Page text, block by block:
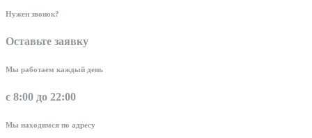
Нужен звонок?
Оставьте заявку
Мы работаем каждый день
с 8:00 до 22:00
Мы находимся по адресу